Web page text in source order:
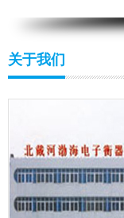
关于我们
地秤科量准确度
地秤的秤量准确度
量结果的准确可靠,
台秤开关休止器失
秤的开关休止器，
如。但是，如果出
时开不动，关时又